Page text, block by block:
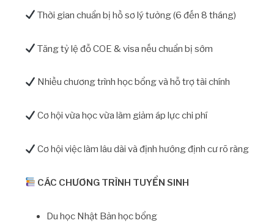
Thời gian chuẩn bị hồ sơ lý tưởng (6 đến 8 tháng)
Tăng tỷ lệ đỗ COE & visa nếu chuẩn bị sớm
Nhiều chương trình học bổng và hỗ trợ tài chính
Cơ hội vừa học vừa làm giảm áp lực chi phí
Cơ hội việc làm lâu dài và định hướng định cư rõ ràng
CÁC CHƯƠNG TRÌNH TUYỂN SINH
Du học Nhật Bản học bổng